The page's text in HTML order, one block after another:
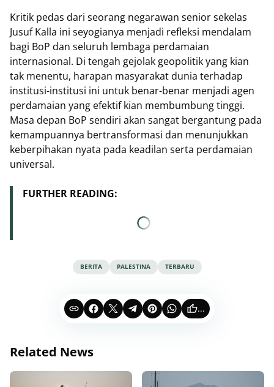
Kritik pedas dari seorang negarawan senior sekelas
Jusuf Kalla ini seyogianya menjadi refleksi mendalam
bagi BoP dan seluruh lembaga perdamaian
internasional. Di tengah gejolak geopolitik yang kian
tak menentu, harapan masyarakat dunia terhadap
institusi-institusi ini untuk benar-benar menjadi agen
perdamaian yang efektif kian membumbung tinggi.
Masa depan BoP sendiri akan sangat bergantung pada
kemampuannya bertransformasi dan menunjukkan
keberpihakan nyata pada keadilan serta perdamaian
universal.
FURTHER READING:
BERITA PALESTINA TERBARU
...
Related News